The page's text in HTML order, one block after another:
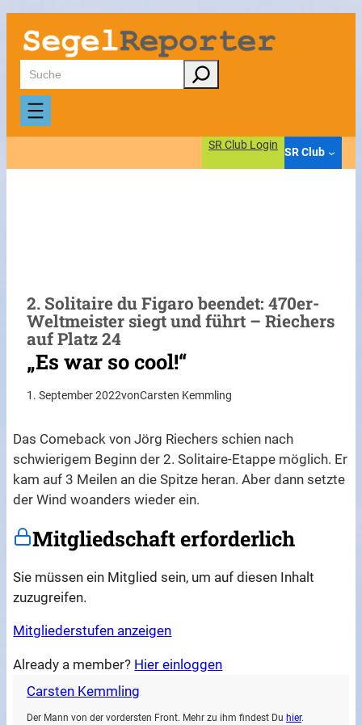
Zum
Inhalt
springen
Suchen
SR Club Login
SR Club
2. Solitaire du Figaro beendet: 470er-
Weltmeister siegt und führt – Riechers
auf Platz 24
„Es war so cool!“
1. September 2022vonCarsten Kemmling
Das Comeback von Jörg Riechers schien nach
schwierigem Beginn der 2. Solitaire-Etappe möglich. Er
kam auf 3 Meilen an die Spitze heran. Aber dann setzte
der Wind woanders wieder ein.
Mitgliedschaft erforderlich
Sie müssen ein Mitglied sein, um auf diesen Inhalt
zuzugreifen.
Mitgliederstufen anzeigen
Already a member? Hier einloggen
Carsten Kemmling
Der Mann von der vordersten Front. Mehr zu ihm findest Du hier.